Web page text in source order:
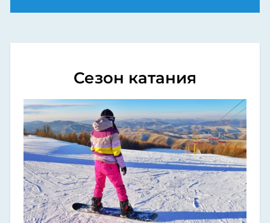
Сезон катания